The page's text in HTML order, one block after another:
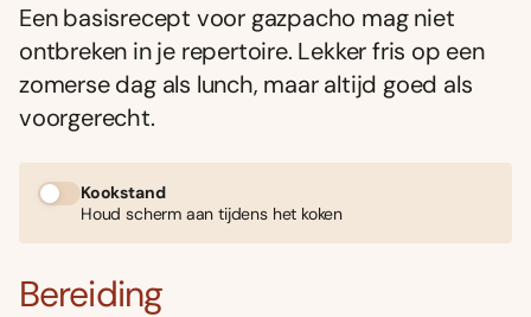
Een basisrecept voor gazpacho mag niet
ontbreken in je repertoire. Lekker fris op een
zomerse dag als lunch, maar altijd goed als
voorgerecht.
Kookstand
Houd scherm aan tijdens het koken
Bereiding